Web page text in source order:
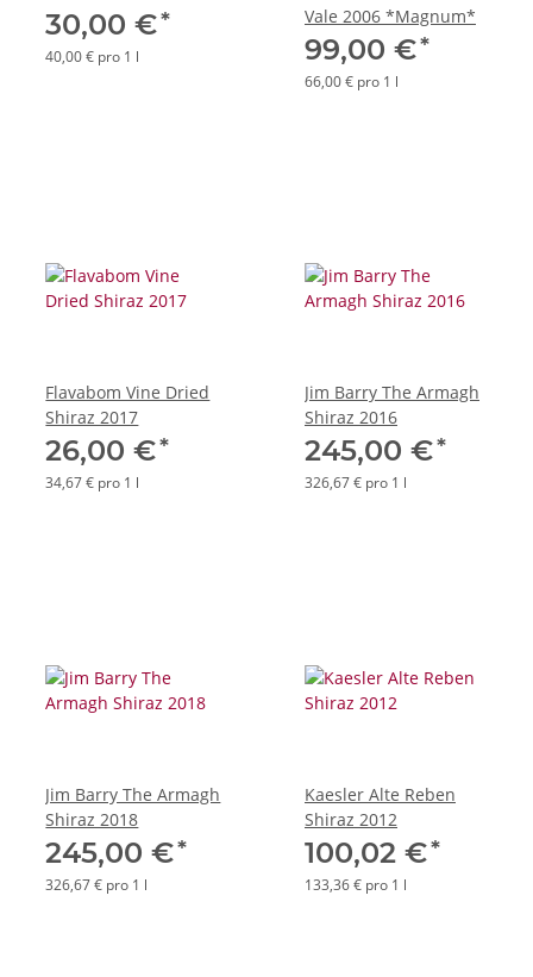
30,00 €*
40,00 € pro 1 l
Vale 2006 *Magnum*
99,00 €*
66,00 € pro 1 l
Flavabom Vine Dried
Shiraz 2017
26,00 €*
34,67 € pro 1 l
Jim Barry The Armagh
Shiraz 2016
245,00 €*
326,67 € pro 1 l
Jim Barry The Armagh
Shiraz 2018
245,00 €*
326,67 € pro 1 l
Kaesler Alte Reben
Shiraz 2012
100,02 €*
133,36 € pro 1 l